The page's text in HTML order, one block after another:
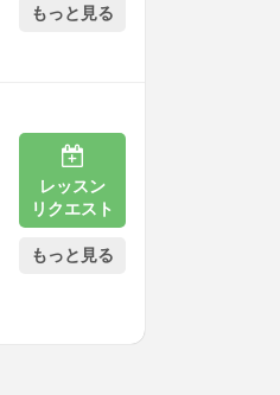
もっと見る
レッスン
リクエスト
もっと見る